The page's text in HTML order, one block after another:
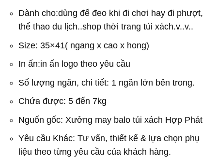
Dành cho:dùng để đeo khi đi chơi hay đi phượt,
thể thao du lịch..shop thời trang túi xách.v..v..
Size: 35×41( ngang x cao x hong)
In ấn:in ấn logo theo yêu cầu
Số lượng ngăn, chi tiết: 1 ngăn lớn bên trong.
Chứa được: 5 đến 7kg
Nguốn gốc: Xưởng may balo túi xách Hợp Phát
Yêu cầu Khác: Tư vấn, thiết kế & lựa chọn phụ
liệu theo từng yêu cầu của khách hàng.